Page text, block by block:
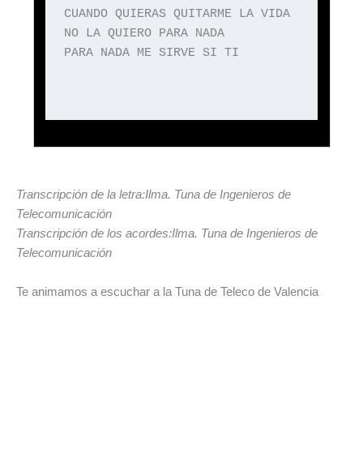
CUANDO QUIERAS QUITARME LA VIDA
NO LA QUIERO PARA NADA
PARA NADA ME SIRVE SI TI
Transcripción de la letra:Ilma. Tuna de Ingenieros de
Telecomunicación
Transcripción de los acordes:Ilma. Tuna de Ingenieros de
Telecomunicación
Te animamos a escuchar a la Tuna de Teleco de Valencia